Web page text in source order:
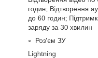
годин; Відтворення
до 60 годин;
заряду за 30 хвилин
Роз'єм ЗУ
Lightning